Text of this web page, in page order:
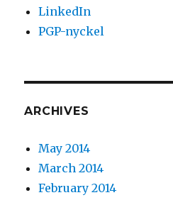
LinkedIn
PGP-nyckel
ARCHIVES
May 2014
March 2014
February 2014